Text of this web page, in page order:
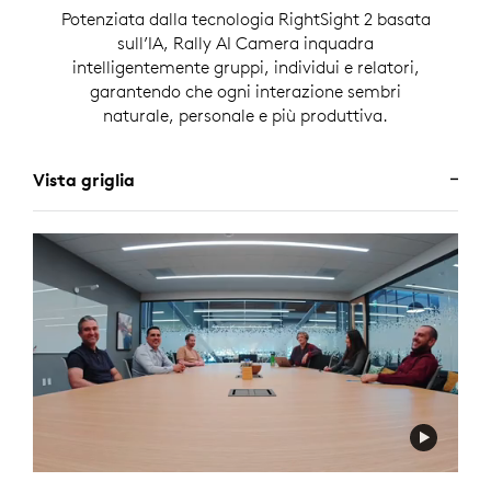
Potenziata dalla tecnologia RightSight 2 basata
sull’IA, Rally AI Camera inquadra
intelligentemente gruppi, individui e relatori,
garantendo che ogni interazione sembri
naturale, personale e più produttiva.
Vista griglia